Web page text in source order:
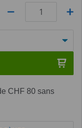
CHF 80 sans